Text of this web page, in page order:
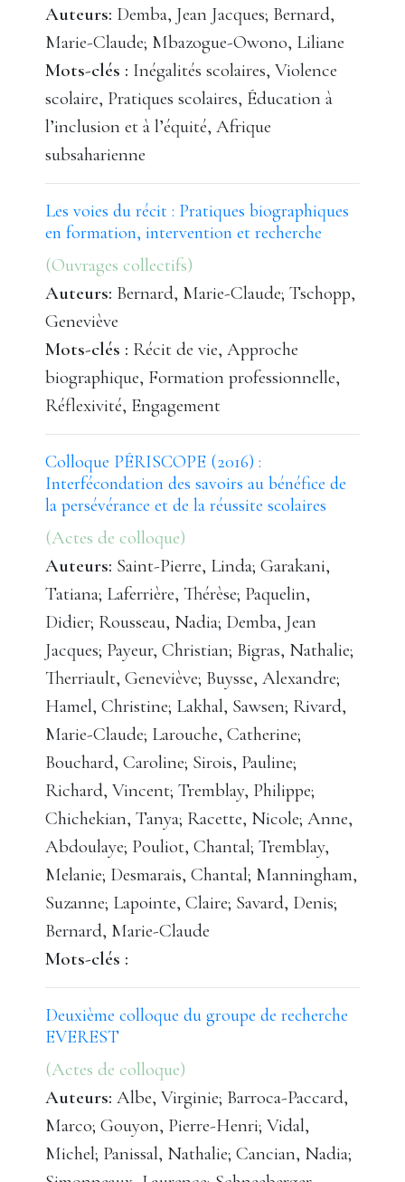
Auteurs: Demba, Jean Jacques; Bernard,
Marie-Claude; Mbazogue-Owono, Liliane
Mots-clés : Inégalités scolaires, Violence
scolaire, Pratiques scolaires, Éducation à
l’inclusion et à l’équité, Afrique
subsaharienne
Les voies du récit : Pratiques biographiques
en formation, intervention et recherche
(Ouvrages collectifs)
Auteurs: Bernard, Marie-Claude; Tschopp,
Geneviève
Mots-clés : Récit de vie, Approche
biographique, Formation professionnelle,
Réflexivité, Engagement
Colloque PÉRISCOPE (2016) :
Interfécondation des savoirs au bénéfice de
la persévérance et de la réussite scolaires
(Actes de colloque)
Auteurs: Saint-Pierre, Linda; Garakani,
Tatiana; Laferrière, Thérèse; Paquelin,
Didier; Rousseau, Nadia; Demba, Jean
Jacques; Payeur, Christian; Bigras, Nathalie;
Therriault, Geneviève; Buysse, Alexandre;
Hamel, Christine; Lakhal, Sawsen; Rivard,
Marie-Claude; Larouche, Catherine;
Bouchard, Caroline; Sirois, Pauline;
Richard, Vincent; Tremblay, Philippe;
Chichekian, Tanya; Racette, Nicole; Anne,
Abdoulaye; Pouliot, Chantal; Tremblay,
Melanie; Desmarais, Chantal; Manningham,
Suzanne; Lapointe, Claire; Savard, Denis;
Bernard, Marie-Claude
Mots-clés :
Deuxième colloque du groupe de recherche
EVEREST
(Actes de colloque)
Auteurs: Albe, Virginie; Barroca-Paccard,
Marco; Gouyon, Pierre-Henri; Vidal,
Michel; Panissal, Nathalie; Cancian, Nadia;